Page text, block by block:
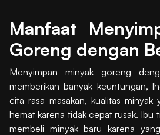
Manfaat
Goreng dengan
Menyimpan minyak goreng
memberikan banyak keuntungan,
cita rasa masakan, kualitas
hemat karena tidak cepat rusak. Ibu
membeli minyak baru karena